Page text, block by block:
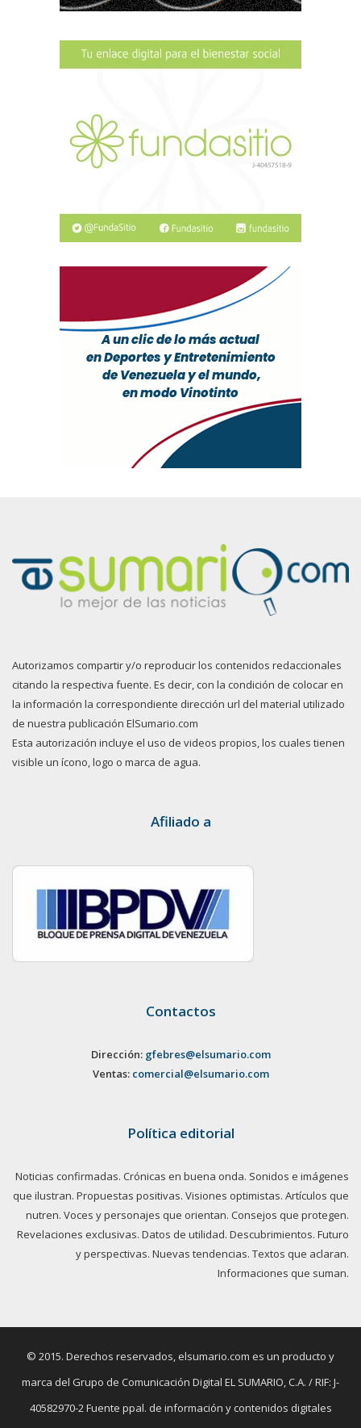
Autorizamos compartir y/o reproducir los contenidos redaccionales
citando la respectiva fuente. Es decir, con la condición de colocar en
la información la correspondiente dirección url del material utilizado
de nuestra publicación ElSumario.com
Esta autorización incluye el uso de videos propios, los cuales tienen
visible un ícono, logo o marca de agua.
Afiliado a
Contactos
Dirección: gfebres@elsumario.com
Ventas: comercial@elsumario.com
Política editorial
Noticias confirmadas. Crónicas en buena onda. Sonidos e imágenes
que ilustran. Propuestas positivas. Visiones optimistas. Artículos que
nutren. Voces y personajes que orientan. Consejos que protegen.
Revelaciones exclusivas. Datos de utilidad. Descubrimientos. Futuro
y perspectivas. Nuevas tendencias. Textos que aclaran.
Informaciones que suman.
© 2015. Derechos reservados, elsumario.com es un producto y
marca del Grupo de Comunicación Digital EL SUMARIO, C.A. / RIF: J-
40582970-2 Fuente ppal. de información y contenidos digitales